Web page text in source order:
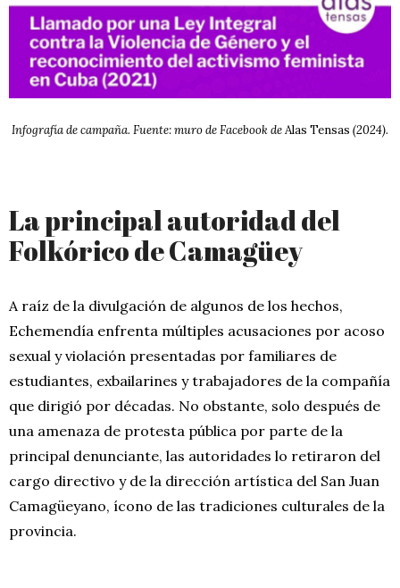
Infografía de campaña. Fuente: muro de Facebook deAlas Tensas (2024).
La principal autoridad del
Folkórico de Camagüey
A raíz de la divulgación de algunos de los hechos,
Echemendía enfrenta múltiples acusaciones por acoso
sexual y violación presentadas por familiares de
estudiantes, exbailarines y trabajadores de la compañía
que dirigió por décadas. No obstante, solo después de
una amenaza de protesta pública por parte de la
principal denunciante, las autoridades lo retiraron del
cargo directivo y de la dirección artística del San Juan
Camagüeyano, ícono de las tradiciones culturales de la
provincia.